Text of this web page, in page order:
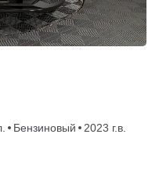
Бензиновый
2023 г.в.